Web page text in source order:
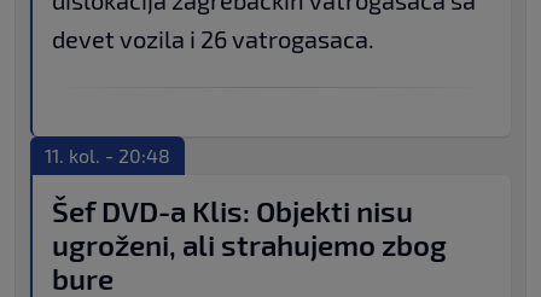
devet vozila i 26 vatrogasaca.
11. kol. - 20:48
Šef DVD-a Klis: Objekti nisu
ugroženi, ali strahujemo zbog
bure